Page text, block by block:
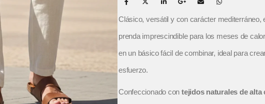
Clásico, versátil y con carácter mediterráneo,
prenda imprescindible para los meses de
en un básico fácil de combinar, ideal para
esfuerzo.
Confeccionado con tejidos naturales de alta